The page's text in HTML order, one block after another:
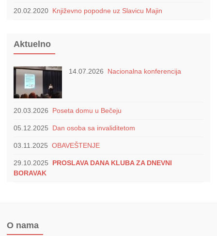
20.02.2020 Književno popodne uz Slavicu Majin
Aktuelno
14.07.2026 Nacionalna konferencija
20.03.2026 Poseta domu u Bečeju
05.12.2025 Dan osoba sa invaliditetom
03.11.2025 OBAVEŠTENJE
29.10.2025
PROSLAVA DANA KLUBA ZA DNEVNI
BORAVAK
O nama